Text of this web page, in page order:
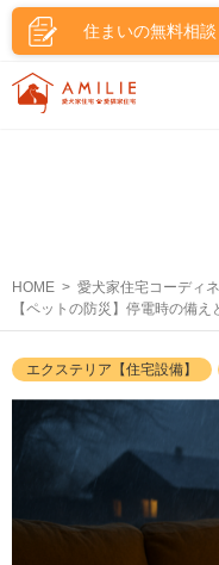
住まいの無料相談
HOME
愛犬家住宅コーディ
【ペットの防災】停電時の備
エクステリア【住宅設備】